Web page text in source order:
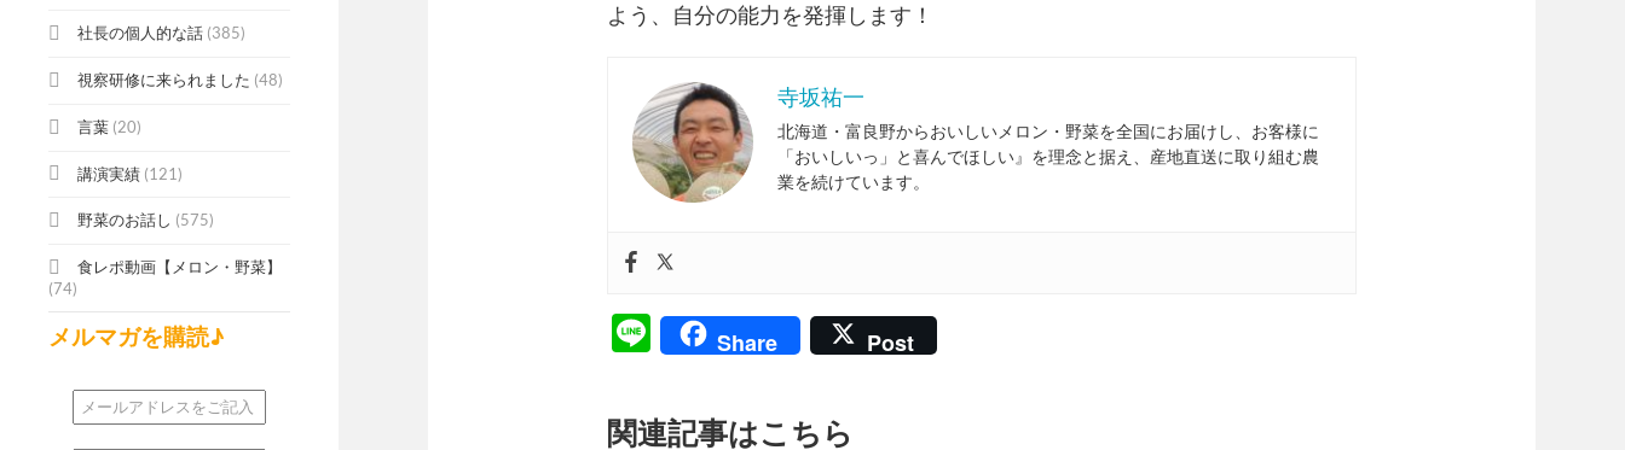
社長の個人的な話 (385)
視察研修に来られました (48)
言葉 (20)
講演実績 (121)
野菜のお話し (575)
食レポ動画【メロン・野菜】
(74)
メルマガを購読♪
メ
ー
ル
よう、自分の能力を発揮します！
寺坂祐一
北海道・富良野からおいしいメロン・野菜を全国にお届けし、お客様に
「おいしいっ」と喜んでほしい』を理念と据え、産地直送に取り組む農
業を続けています。
LineShare Post
関連記事はこちら